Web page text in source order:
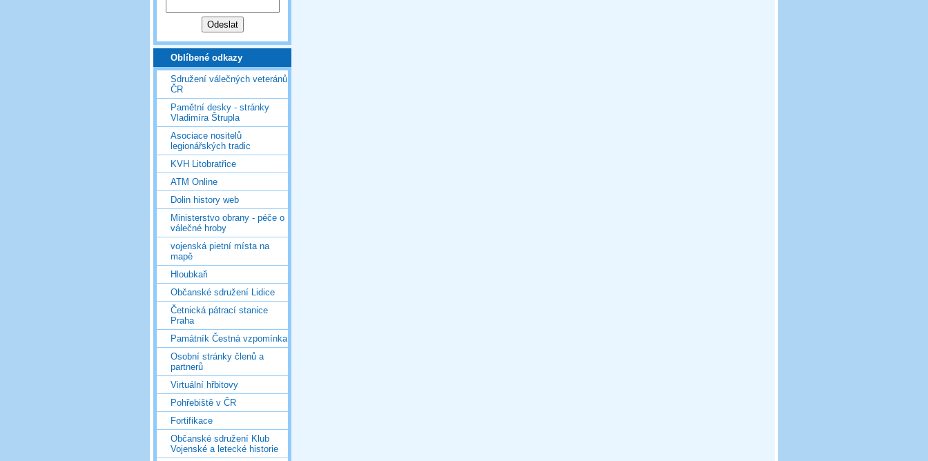
Oblíbené odkazy
Sdružení válečných veteránů
ČR
Pamětní desky - stránky
Vladimíra Štrupla
Asociace nositelů
legionářských tradic
KVH Litobratřice
ATM Online
Dolin history web
Ministerstvo obrany - péče o
válečné hroby
vojenská pietní místa na
mapě
Hloubkaři
Občanské sdružení Lidice
Četnická pátrací stanice
Praha
Památník Čestná vzpomínka
Osobní stránky členů a
partnerů
Virtuální hřbitovy
Pohřebiště v ČR
Fortifikace
Občanské sdružení Klub
Vojenské a letecké historie